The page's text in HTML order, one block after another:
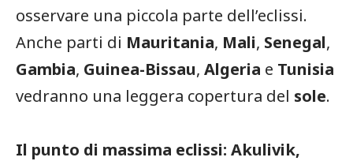
osservare una piccola parte dell’eclissi.
Anche parti di Mauritania, Mali, Senegal,
Gambia, Guinea-Bissau, Algeria e Tunisia
vedranno una leggera copertura del sole.
Il punto di massima eclissi: Akulivik,